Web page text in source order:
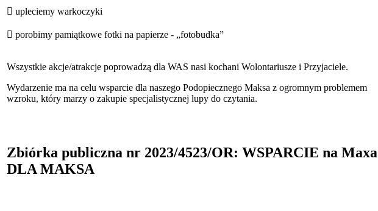
 upleciemy warkoczyki
 porobimy pamiątkowe fotki na papierze - „fotobudka”
Wszystkie akcje/atrakcje poprowadzą dla WAS nasi kochani Wolontariusze i Przyjaciele.
Wydarzenie ma na celu wsparcie dla naszego Podopiecznego Maksa z ogromnym problemem
wzroku, który marzy o zakupie specjalistycznej lupy do czytania.
Zbiórka publiczna nr 2023/4523/OR: WSPARCIE na Maxa
DLA MAKSA